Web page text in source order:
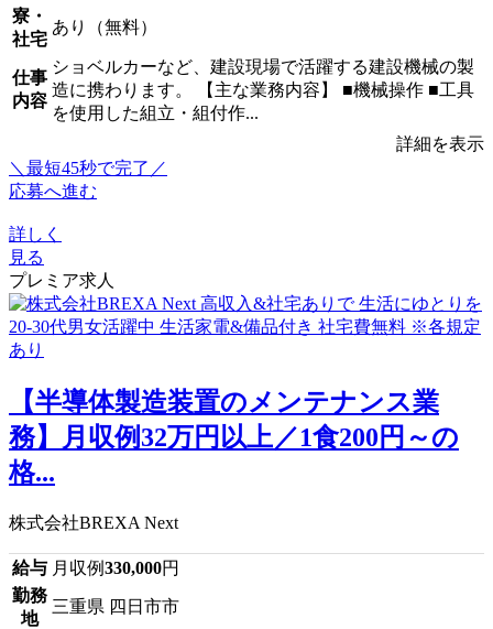
寮・
社宅
あり（無料）
仕事
内容
ショベルカーなど、建設現場で活躍する建設機械の製
造に携わります。 【主な業務内容】 ■機械操作 ■工具
を使用した組立・組付作...
詳細を表示
＼最短45秒で完了／
応募へ進む
詳しく
見る
プレミア求人
【半導体製造装置のメンテナンス業
務】月収例32万円以上／1食200円～の
格...
株式会社BREXA Next
給与 月収例330,000円
勤務
地
三重県 四日市市